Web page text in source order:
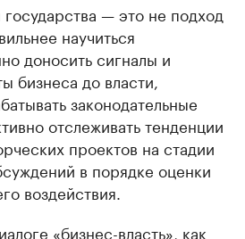
— это не подход
научиться
доносить сигналы и
бизнеса до власти,
законодательные
отслеживать тенденции
проектов на стадии
в порядке оценки
воздействия.
«бизнес-власть», как